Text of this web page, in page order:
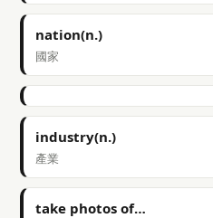
nation(n.)
國家
industry(n.)
產業
take photos of…